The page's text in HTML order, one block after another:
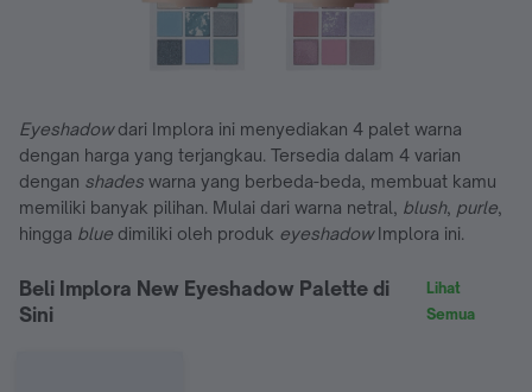
Eyeshadowdari Implora ini menyediakan 4 palet warna
dengan harga yang terjangkau. Tersedia dalam 4 varian
dengan shades warna yang berbeda-beda, membuat kamu
memiliki banyak pilihan. Mulai dari warna netral, blush, purle,
hingga blue dimiliki oleh produk eyeshadowImplora ini.
Beli Implora New Eyeshadow Palette di
Sini
Lihat
Semua